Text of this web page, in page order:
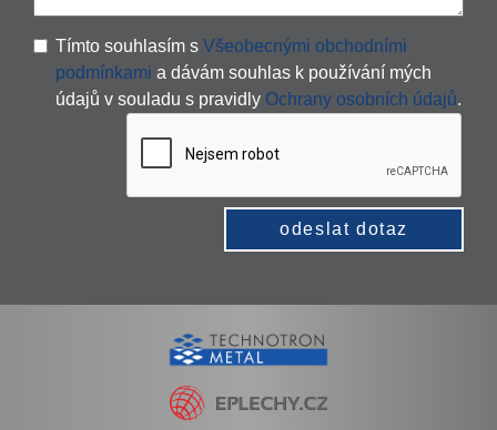
Tímto souhlasím s Všeobecnými obchodními
podmínkami a dávám souhlas k používání mých
údajů v souladu s pravidly Ochrany osobních údajů.
odeslat dotaz